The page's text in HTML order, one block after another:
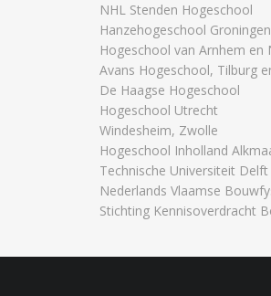
NHL Stenden Hogeschool
Hanzehogeschool Groningen
Hogeschool van Arnhem en
Avans Hogeschool, Tilburg
De Haagse Hogeschool
Hogeschool Utrecht
Windesheim, Zwolle
Hogeschool Inholland
Technische Universiteit Delft
Nederlands Vlaamse
Stichting Kennisoverdracht